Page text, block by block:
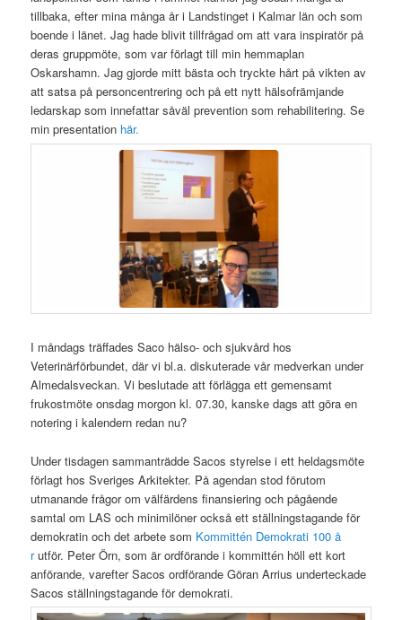
tillbaka, efter mina många år i Landstinget i Kalmar län och som
boende i länet. Jag hade blivit tillfrågad om att vara inspiratör på
deras gruppmöte, som var förlagt till min hemmaplan
Oskarshamn. Jag gjorde mitt bästa och tryckte hårt på vikten av
att satsa på personcentrering och på ett nytt hälsofrämjande
ledarskap som innefattar såväl prevention som rehabilitering. Se
min presentation här.
I måndags träffades Saco hälso- och sjukvård hos
Veterinärförbundet, där vi bl.a. diskuterade vår medverkan under
Almedalsveckan. Vi beslutade att förlägga ett gemensamt
frukostmöte onsdag morgon kl. 07.30, kanske dags att göra en
notering i kalendern redan nu?
Under tisdagen sammanträdde Sacos styrelse i ett heldagsmöte
förlagt hos Sveriges Arkitekter. På agendan stod förutom
utmanande frågor om välfärdens finansiering och pågående
samtal om LAS och minimilöner också ett ställningstagande för
demokratin och det arbete som Kommittén Demokrati 100 å
rutför. Peter Örn, som är ordförande i kommittén höll ett kort
anförande, varefter Sacos ordförande Göran Arrius underteckade
Sacos ställningstagande för demokrati.